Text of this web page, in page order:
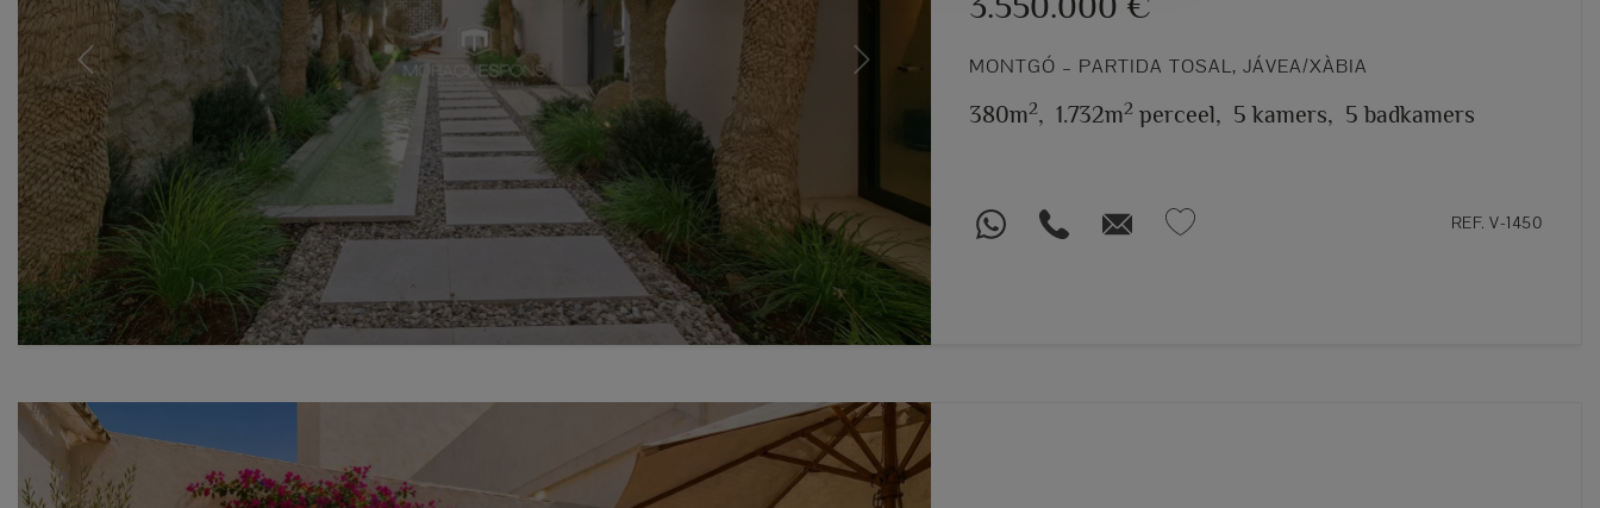
Previous Next MONTGÓ – PARTIDA TOSAL, JÁVEA/XÀBIA
380m2, 1.732m2 perceel, 5 kamers, 5 badkamers
REF. V-1450